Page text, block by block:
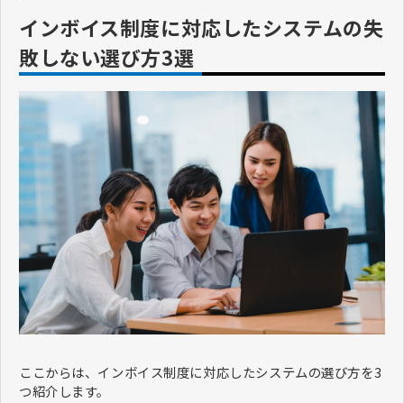
インボイス制度に対応したシステムの失
敗しない選び方3選
ここからは、インボイス制度に対応したシステムの選び方を3
つ紹介します。